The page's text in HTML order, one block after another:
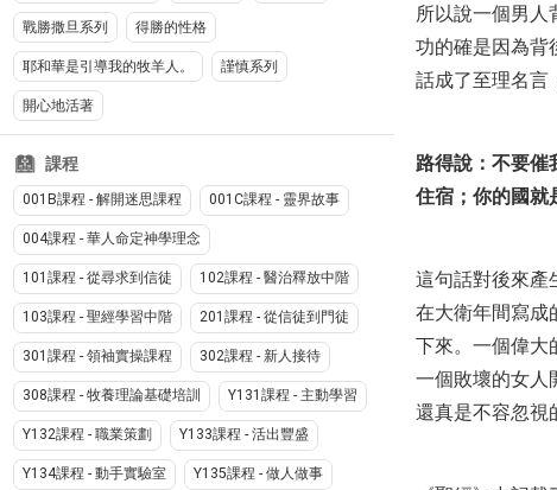
戰勝撒旦系列 得勝的性格
耶和華是引導我的牧羊人。 謹慎系列
開心地活著
課程
001B課程 - 解開迷思課程 001C課程 - 靈界故事
004課程 - 華人命定神學理念
101課程 - 從尋求到信徒 102課程 - 醫治釋放中階
103課程 - 聖經學習中階 201課程 - 從信徒到門徒
301課程 - 領袖實操課程 302課程 - 新人接待
308課程 - 牧養理論基礎培訓 Y131課程 - 主動學習
Y132課程 - 職業策劃 Y133課程 - 活出豐盛
Y134課程 - 動手實驗室 Y135課程 - 做人做事
所以說一個男人
功的確是因為背
話成了至理名言
路得說：不要催
住宿；你的國就
這句話對後來產
在大衛年間寫成
下來。一個偉大
一個敗壞的女人
還真是不容忽視